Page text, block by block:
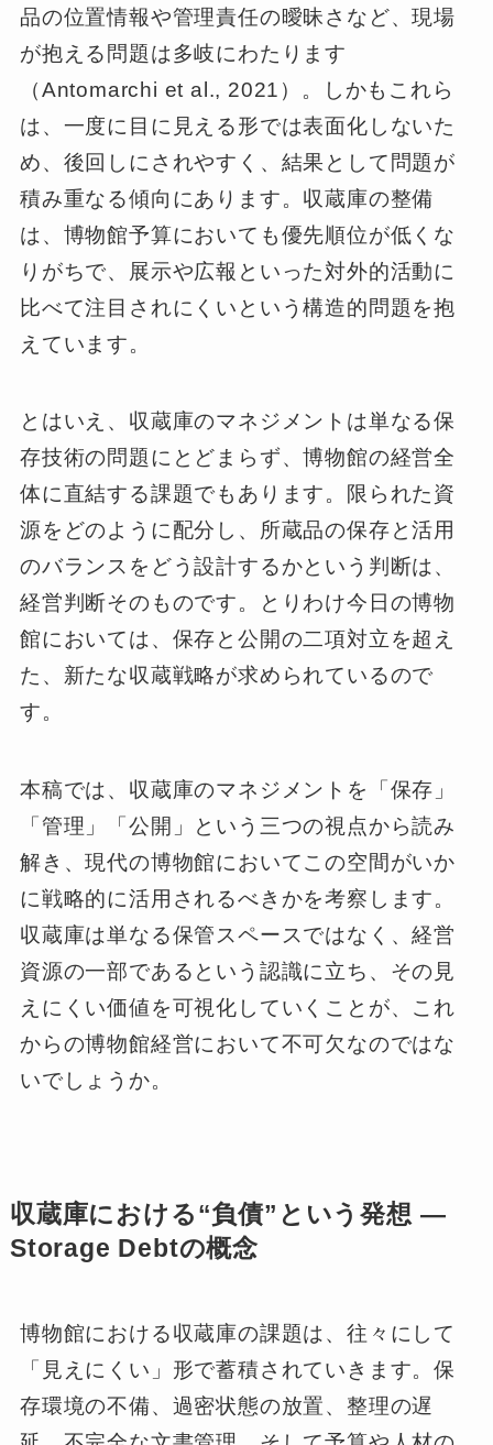
品の位置情報や管理責任の曖昧さなど、現場
が抱える問題は多岐にわたります
（Antomarchi et al., 2021）。しかもこれら
は、一度に目に見える形では表面化しないた
め、後回しにされやすく、結果として問題が
積み重なる傾向にあります。収蔵庫の整備
は、博物館予算においても優先順位が低くな
りがちで、展示や広報といった対外的活動に
比べて注目されにくいという構造的問題を抱
えています。
とはいえ、収蔵庫のマネジメントは単なる保
存技術の問題にとどまらず、博物館の経営全
体に直結する課題でもあります。限られた資
源をどのように配分し、所蔵品の保存と活用
のバランスをどう設計するかという判断は、
経営判断そのものです。とりわけ今日の博物
館においては、保存と公開の二項対立を超え
た、新たな収蔵戦略が求められているので
す。
本稿では、収蔵庫のマネジメントを「保存」
「管理」「公開」という三つの視点から読み
解き、現代の博物館においてこの空間がいか
に戦略的に活用されるべきかを考察します。
収蔵庫は単なる保管スペースではなく、経営
資源の一部であるという認識に立ち、その見
えにくい価値を可視化していくことが、これ
からの博物館経営において不可欠なのではな
いでしょうか。
収蔵庫における“負債”という発想 ―
Storage Debtの概念
博物館における収蔵庫の課題は、往々にして
「見えにくい」形で蓄積されていきます。保
存環境の不備、過密状態の放置、整理の遅